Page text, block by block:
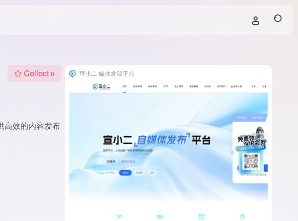
Collect 0
高效的内容发布
宣小二 媒体发稿平台